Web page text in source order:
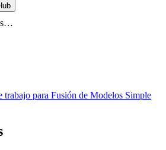
trabajo para Fusión de Modelos Simple